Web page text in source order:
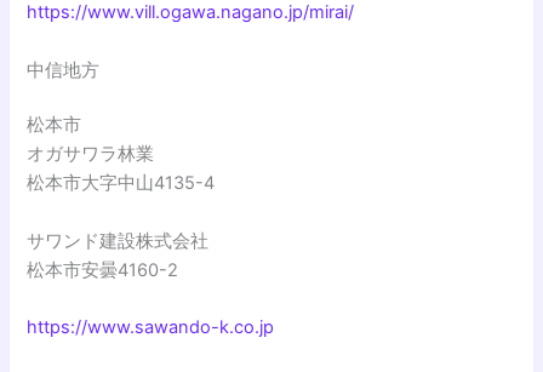
https://www.vill.ogawa.nagano.jp/mirai/
中信地方
松本市
オガサワラ林業
松本市大字中山4135-4
サワンド建設株式会社
松本市安曇4160-2
https://www.sawando-k.co.jp